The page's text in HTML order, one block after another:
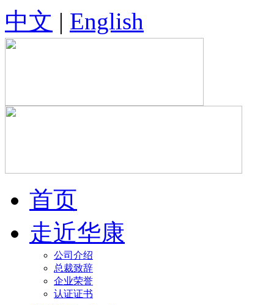
中文 | English
首页
走近华康
公司介绍
总裁致辞
企业荣誉
认证证书